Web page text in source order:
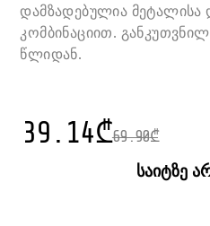
დამზადებულია მეტალისა
კომბინაციით.
წლიდან.
69.90₾
39.14₾
საიტზე